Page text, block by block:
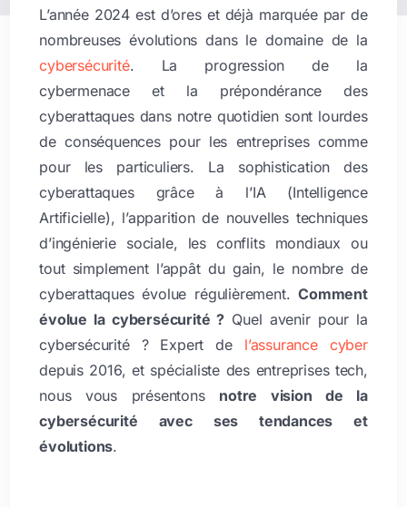
L’année 2024 est d’ores et déjà marquée par de
nombreusesévolutions dans le domaine de la
cybersécurité. La progression de la
cybermenace et la prépondérance des
cyberattaques dans notre quotidien sont lourdes
de conséquences pour les entreprises comme
pour les particuliers. La sophistication des
cyberattaques grâce à l’IA (Intelligence
Artificielle), l’apparition de nouvelles techniques
d’ingénierie sociale, les conflits mondiaux ou
tout simplement l’appât du gain, le nombre de
cyberattaques évolue régulièrement.Comment
évolue la cybersécurité ? Quel avenir pour la
cybersécurité ? Expert de l’assurance cyber
depuis 2016, et spécialiste des entreprises tech,
nous vous présentons notre vision de la
cybersécurité avec ses tendances et
évolutions.